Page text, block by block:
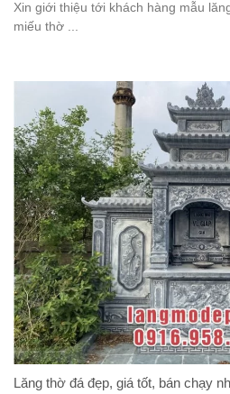
Xin giới thiệu tới khách hàng mẫu
miếu thờ ...
Lăng thờ đá đẹp, giá tốt, bán chạy